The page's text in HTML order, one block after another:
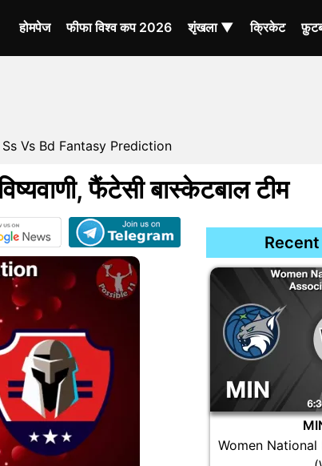
होमपेज फीफा विश्व कप 2026 शृंखला ▼ क्रिकेट
Ss Vs Bd Fantasy Prediction
फैंटेसी बास्केटबाल टीम
Women